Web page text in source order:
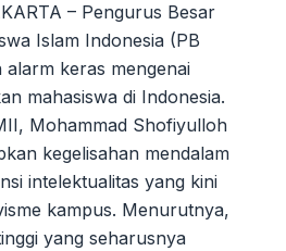
– Pengurus Besar
Islam Indonesia (PB
keras mengenai
mahasiswa di Indonesia.
Mohammad Shofiyulloh
kegelisahan mendalam
intelektualitas yang kini
kampus. Menurutnya,
yang seharusnya